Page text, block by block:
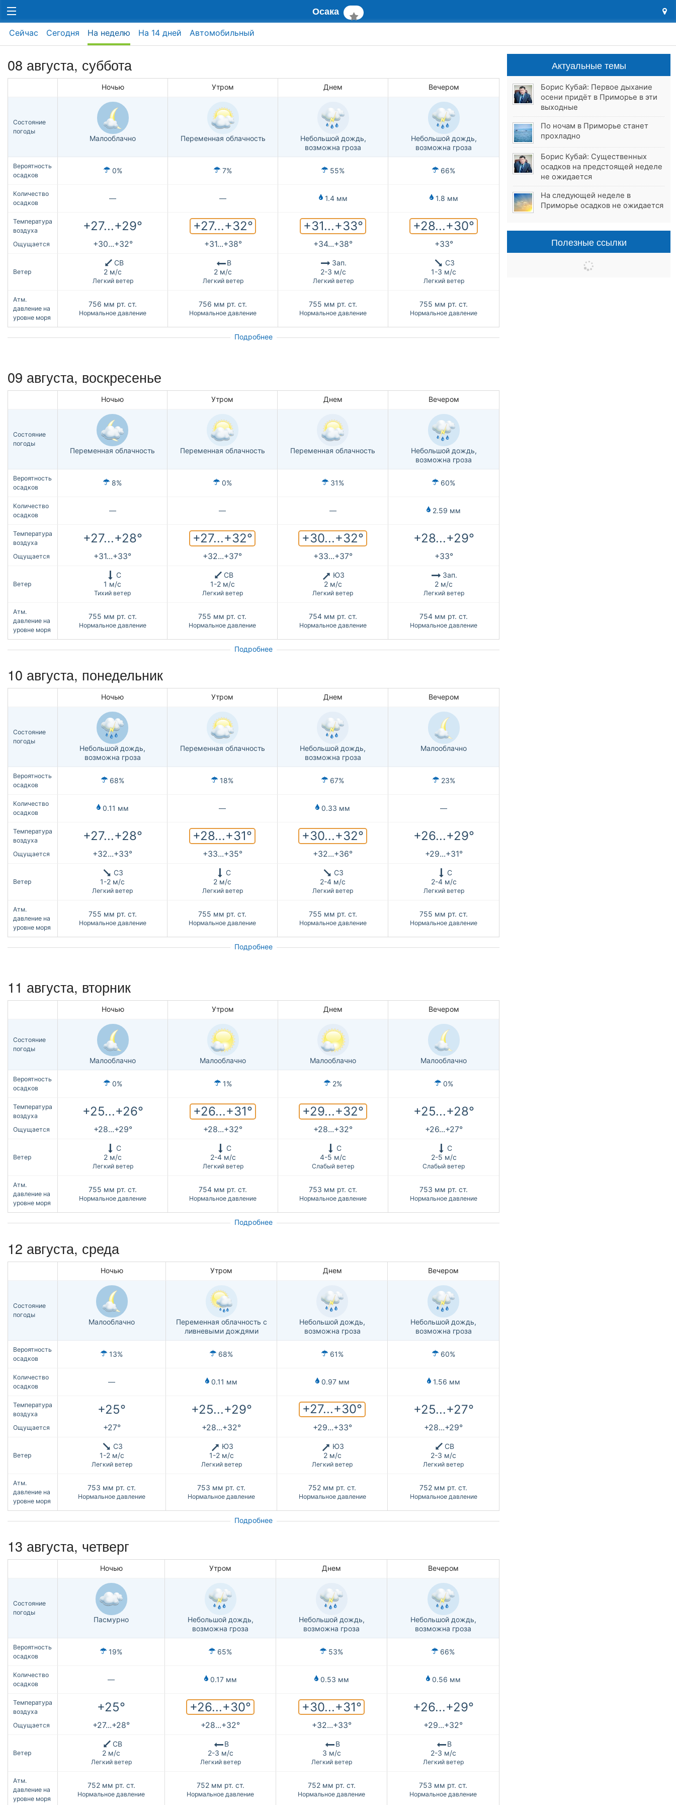
Осака
Сейчас Сегодня На неделю На 14 дней Автомобильный
08 августа, суббота
Ночью Утром Днем Вечером
Состояние
погоды
Малооблачно Переменная облачность
Небольшой дождь,
возможна гроза
Небольшой дождь,
возможна гроза
Вероятность
осадков
0% 7% 55% 66%
Количество
осадков
— — 1.4 мм 1.8 мм
Температура
воздуха
+27...+29° +27...+32° +31...+33° +28...+30°
Ощущается +30...+32° +31...+38° +34...+38° +33°
Ветер
СВ
2 м/с
Легкий ветер
В
2 м/с
Легкий ветер
Зап.
2-3 м/с
Легкий ветер
СЗ
1-3 м/с
Легкий ветер
Атм.
давление на
уровне моря
756 мм рт. ст.
Нормальное давление
756 мм рт. ст.
Нормальное давление
755 мм рт. ст.
Нормальное давление
755 мм рт. ст.
Нормальное давление
Подробнее
09 августа, воскресенье
Ночью Утром Днем Вечером
Состояние
погоды
Переменная облачность Переменная облачность Переменная облачность
Небольшой дождь,
возможна гроза
Вероятность
осадков
8% 0% 31% 60%
Количество
осадков
— — — 2.59 мм
Температура
воздуха
+27...+28° +27...+32° +30...+32° +28...+29°
Ощущается +31...+33° +32...+37° +33...+37° +33°
Ветер
С
1 м/с
Тихий ветер
СВ
1-2 м/с
Легкий ветер
ЮЗ
2 м/с
Легкий ветер
Зап.
2 м/с
Легкий ветер
Атм.
давление на
уровне моря
755 мм рт. ст.
Нормальное давление
755 мм рт. ст.
Нормальное давление
754 мм рт. ст.
Нормальное давление
754 мм рт. ст.
Нормальное давление
Подробнее
10 августа, понедельник
Ночью Утром Днем Вечером
Состояние
погоды
Небольшой дождь,
возможна гроза
Переменная облачность
Небольшой дождь,
возможна гроза
Малооблачно
Вероятность
осадков
68% 18% 67% 23%
Количество
осадков
0.11 мм — 0.33 мм —
Температура
воздуха
+27...+28° +28...+31° +30...+32° +26...+29°
Ощущается +32...+33° +33...+35° +32...+36° +29...+31°
Ветер
СЗ
1-2 м/с
Легкий ветер
С
2 м/с
Легкий ветер
СЗ
2-4 м/с
Легкий ветер
С
2-4 м/с
Легкий ветер
Атм.
давление на
уровне моря
755 мм рт. ст.
Нормальное давление
755 мм рт. ст.
Нормальное давление
755 мм рт. ст.
Нормальное давление
755 мм рт. ст.
Нормальное давление
Подробнее
11 августа, вторник
Ночью Утром Днем Вечером
Состояние
погоды
Малооблачно Малооблачно Малооблачно Малооблачно
Вероятность
осадков
0% 1% 2% 0%
Температура
воздуха
+25...+26° +26...+31° +29...+32° +25...+28°
Ощущается +28...+29° +28...+32° +28...+32° +26...+27°
Ветер
С
2 м/с
Легкий ветер
С
2-4 м/с
Легкий ветер
С
4-5 м/с
Слабый ветер
С
2-5 м/с
Слабый ветер
Атм.
давление на
уровне моря
755 мм рт. ст.
Нормальное давление
754 мм рт. ст.
Нормальное давление
753 мм рт. ст.
Нормальное давление
753 мм рт. ст.
Нормальное давление
Подробнее
12 августа, среда
Ночью Утром Днем Вечером
Состояние
погоды
Малооблачно
Переменная облачность с
ливневыми дождями
Небольшой дождь,
возможна гроза
Небольшой дождь,
возможна гроза
Вероятность
осадков
13% 68% 61% 60%
Количество
осадков
— 0.11 мм 0.97 мм 1.56 мм
Температура
воздуха
+25° +25...+29° +27...+30° +25...+27°
Ощущается +27° +28...+32° +29...+33° +28...+29°
Ветер
СЗ
1-2 м/с
Легкий ветер
ЮЗ
1-2 м/с
Легкий ветер
ЮЗ
2 м/с
Легкий ветер
СВ
2-3 м/с
Легкий ветер
Атм.
давление на
уровне моря
753 мм рт. ст.
Нормальное давление
753 мм рт. ст.
Нормальное давление
752 мм рт. ст.
Нормальное давление
752 мм рт. ст.
Нормальное давление
Подробнее
13 августа, четверг
Ночью Утром Днем Вечером
Состояние
погоды
Пасмурно
Небольшой дождь,
возможна гроза
Небольшой дождь,
возможна гроза
Небольшой дождь,
возможна гроза
Вероятность
осадков
19% 65% 53% 66%
Количество
осадков
— 0.17 мм 0.53 мм 0.56 мм
Температура
воздуха
+25° +26...+30° +30...+31° +26...+29°
Ощущается +27...+28° +28...+32° +32...+33° +29...+32°
Ветер
СВ
2 м/с
Легкий ветер
В
2-3 м/с
Легкий ветер
В
3 м/с
Легкий ветер
В
2-3 м/с
Легкий ветер
Атм.
давление на
уровне моря
752 мм рт. ст.
Нормальное давление
752 мм рт. ст.
Нормальное давление
752 мм рт. ст.
Нормальное давление
753 мм рт. ст.
Нормальное давление
Актуальные темы
Борис Кубай: Первое дыхание
осени придёт в Приморье в эти
выходные
По ночам в Приморье станет
прохладно
Борис Кубай: Существенных
осадков на предстоящей неделе
не ожидается
На следующей неделе в
Приморье осадков не ожидается
Полезные ссылки